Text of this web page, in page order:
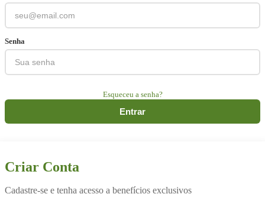
Senha
Esqueceu a senha?
Entrar
Criar Conta
Cadastre-se e tenha acesso a benefícios exclusivos